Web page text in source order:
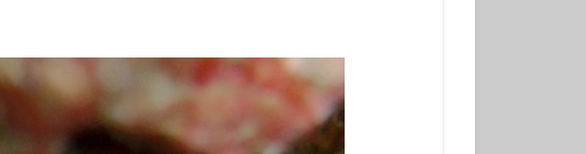
ヒオドシベラ
ラミベニハゼ
ヒョウモンダコ
ヒレナガネジリンボウ幼魚